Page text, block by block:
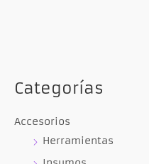
Categorías
Accesorios
Herramientas